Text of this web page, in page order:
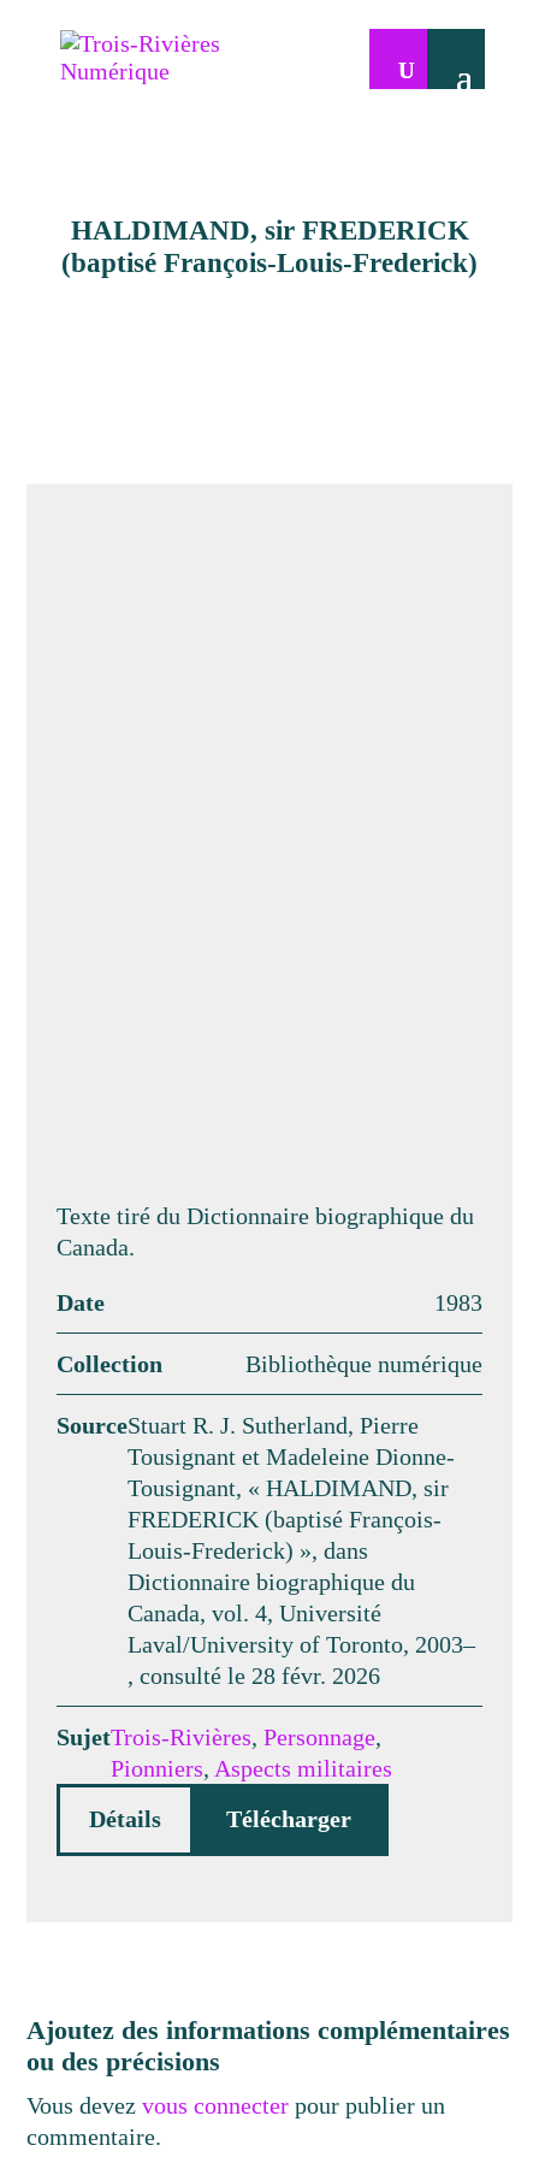
HALDIMAND, sir FREDERICK
(baptisé François-Louis-Frederick)
Texte tiré du Dictionnaire biographique du
Canada.
Date 1983
Collection Bibliothèque numérique
SourceStuart R. J. Sutherland, Pierre
Tousignant et Madeleine Dionne-
Tousignant, « HALDIMAND, sir
FREDERICK (baptisé François-
Louis-Frederick) », dans
Dictionnaire biographique du
Canada, vol. 4, Université
Laval/University of Toronto, 2003–
, consulté le 28 févr. 2026
SujetTrois-Rivières,Personnage,
Pionniers, Aspects militaires
Détails
Télécharger
Ajoutez des informations complémentaires
ou des précisions
Vous devezvous connecter pour publier un
commentaire.